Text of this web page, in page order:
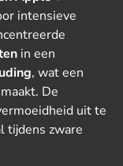
intensieve
in een
, wat een
De
uit te
tijdens zware